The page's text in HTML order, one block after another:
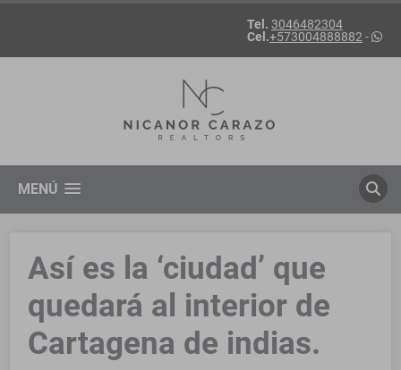
Tel. 3046482304
Cel.+573004888882 -
MENÚ
Así es la ‘ciudad’ que
quedará al interior de
Cartagena de indias.